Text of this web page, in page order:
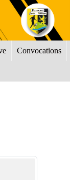
Convocations